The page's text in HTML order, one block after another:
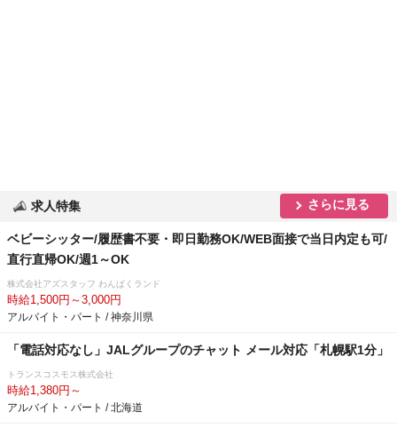
求人特集 さらに見る
ベビーシッター/履歴書不要・即日勤務OK/WEB面接で当日内定も可/
直行直帰OK/週1～OK
株式会社アズスタッフ わんぱくランド
時給1,500円～3,000円
アルバイト・パート / 神奈川県
「電話対応なし」JALグループのチャット メール対応「札幌駅1分」
トランスコスモス株式会社
時給1,380円～
アルバイト・パート / 北海道